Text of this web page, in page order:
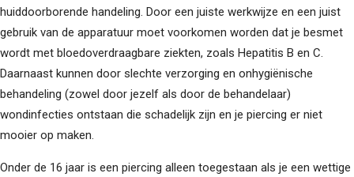
huiddoorborende handeling. Door een juiste werkwijze en een juist
gebruik van de apparatuur moet voorkomen worden dat je besmet
wordt met bloedoverdraagbare ziekten, zoals Hepatitis B en C.
Daarnaast kunnen door slechte verzorging en onhygiënische
behandeling (zowel door jezelf als door de behandelaar)
wondinfecties ontstaan die schadelijk zijn en je piercing er niet
mooier op maken.
Onder de 16 jaar is een piercing alleen toegestaan als je een wettige